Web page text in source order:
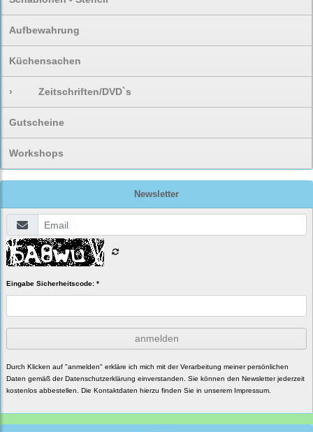
Aufbewahrung
Küchensachen
› Zeitschriften/DVD`s
Gutscheine
Workshops
Newsletter
Eingabe Sicherheitscode: *
anmelden
Durch Klicken auf "anmelden" erkläre ich mich mit der Verarbeitung meiner persönlichen
Daten gemäß der Datenschutzerklärung einverstanden. Sie können den Newsletter jederzeit
kostenlos abbestellen. Die Kontaktdaten hierzu finden Sie in unserem Impressum.